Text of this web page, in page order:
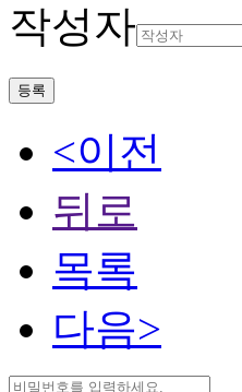
작성자
등록
<이전
뒤로
목록
다음>